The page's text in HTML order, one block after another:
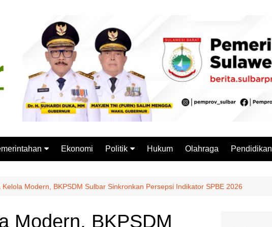
Vertikal
Ekonomi Politik
Pemilu
Hukum Olahraga Pendidikan
Sejarah
Kelola Modern, BKPSDM Sulbar Sinkronkan Persepsi Indikator SPBE 2026
Modern, BKPSDM